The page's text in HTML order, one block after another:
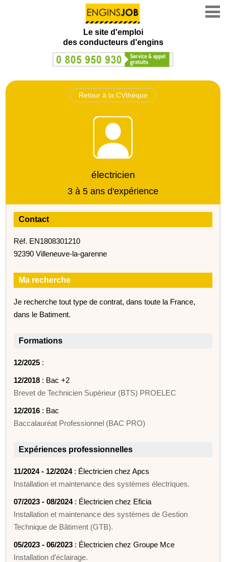
Le site d'emploi
des conducteurs d'engins
Retour à la CVthèque
électricien
3 à 5 ans d'expérience
Contact
Réf. EN1808301210
92390 Villeneuve-la-garenne
Ma recherche
Je recherche tout type de contrat, dans toute la France,
dans le Batiment.
Formations
12/2025 :
12/2018 : Bac +2
Brevet de Technicien Supérieur (BTS) PROELEC
12/2016 : Bac
Baccalauréat Professionnel (BAC PRO)
Expériences professionnelles
11/2024 - 12/2024: Électricien chez Apcs
Installation et maintenance des systèmes électriques.
07/2023 - 08/2024: Électricien chez Eficia
Installation et maintenance des systèmes de Gestion
Technique de Bâtiment (GTB).
05/2023 - 06/2023 : Électricien chez Groupe Mce
Installation d’éclairage.